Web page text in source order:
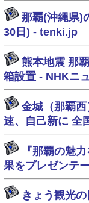
那覇(沖縄県)
30日) - tenki.jp
熊本地震 那
箱設置 - NHKニ
金城（那覇
速、自己新に 全
『那覇の魅
果をプレゼンテ
きょう観光